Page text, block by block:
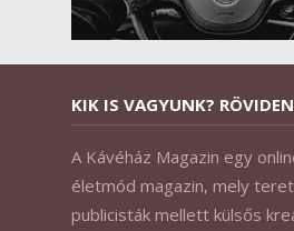
KIK IS VAGYUNK?
A Kávéház Magazin egy
életmód magazin, mely
publicisták mellett külsős